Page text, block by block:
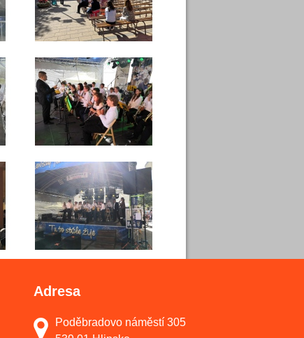
Adresa
Poděbradovo náměstí 305